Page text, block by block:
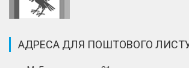
АДРЕСА ДЛЯ ПОШТОВОГО